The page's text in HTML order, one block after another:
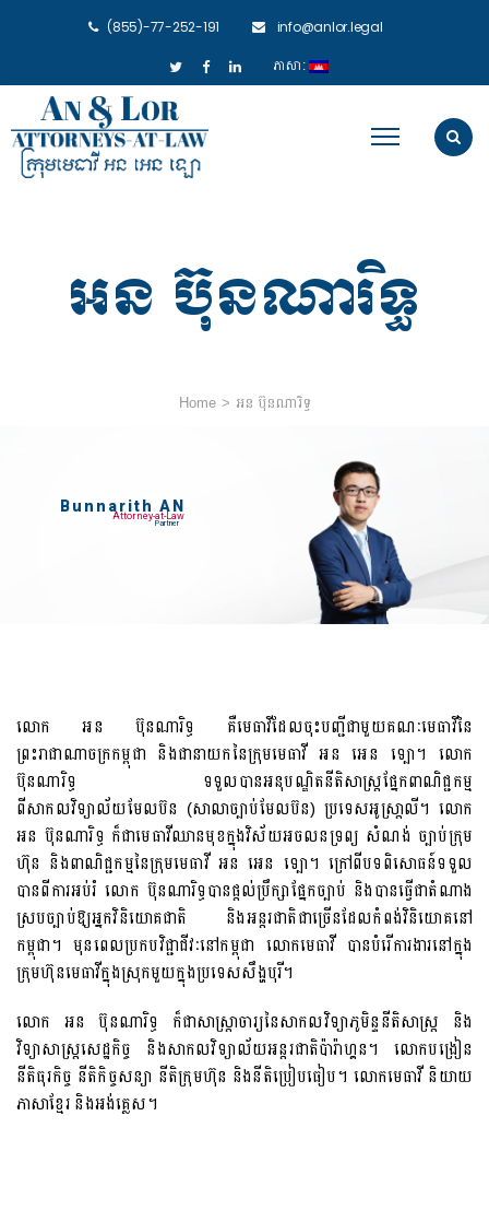
(855)-77-252-191 info@anlor.legal
ភាសា:
Home > អន ប៊ុនណារិទ្ធ
អន ប៊ុនណារិទ្ធ
លោក អន ប៊ុនណារិទ្ធ គឺមេធាវីដែលចុះបញ្ជីជាមួយគណៈមេធាវីនៃ
ព្រះរាជាណាចក្រកម្ពុជា និងជានាយកនៃក្រុមមេធាវី អន អេន ទ្បោ។ លោក
ប៊ុនណារិទ្ធ ទទួលបានអនុបណ្ឌិតនីតិសាស្រ្តផ្នែកពាណិជ្ជកម្ម
ពីសាកលវិទ្យាល័យមែលប៊ន (សាលាច្បាប់មែលប៊ន) ប្រទេសអូស្រា្តលី។ លោក
អន ប៊ុនណារិទ្ធ ក៏ជាមេធាវីឈានមុខក្នុងវិស័យអចលនទ្រព្យ សំណង់ ច្បាប់ក្រុម
ហ៊ុន និងពាណិជ្ជកម្មនៃក្រុមមេធាវី អន អេន ​ទ្បោ។ ក្រៅពីបទពិសោធន៍ទទួល
បានពីការអប់រំ លោក ប៊ុនណារិទ្ធបានផ្តល់ប្រឹក្សាផ្នែកច្បាប់ និងបានធ្វើជាតំណាង
ស្របច្បាប់ឱ្យអ្នកវិនិយោគជាតិ និងអន្តរជាតិជាច្រើនដែលកំពង់វិនិយោគនៅ
កម្ពុជា។ មុនពេលប្រកបវិជ្ជាជីវៈនៅកម្ពុជា លោកមេធាវី បានបំរើការងារនៅក្នុង
ក្រុមហ៊ុនមេធាវីក្នុងស្រុកមួយក្នុងប្រទេសសឹង្ហបុរី។
លោក អន ប៊ុនណារិទ្ធ ក៏ជាសាស្រ្តាចារ្យនៃសាកលវិទ្យាភូមិន្ទនីតិសាស្ត្រ និង
វិទ្យាសាស្ត្រសេដ្ឋកិច្ច និងសាកលវិទ្យាល័យអន្តរជាតិប៉ារ៉ាហ្គន។ លោកបង្រៀន
នីតិធុរកិច្ច នីតិកិច្ចសន្យា នីតិក្រុមហ៊ុន និងនីតិប្រៀបធៀប។ លោកមេធាវី និយាយ
ភាសាខ្មែរ និងអង់គ្លេស។